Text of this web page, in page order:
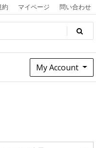
約 マイページ 問い合わせ
My Account